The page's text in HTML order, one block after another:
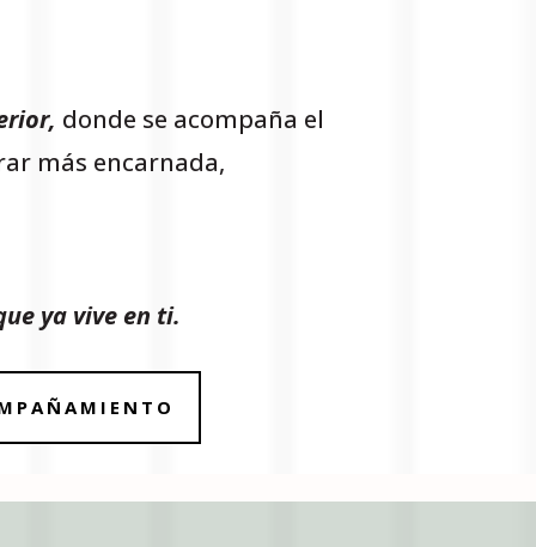
donde se acompaña el
más encarnada,
ya vive en ti.